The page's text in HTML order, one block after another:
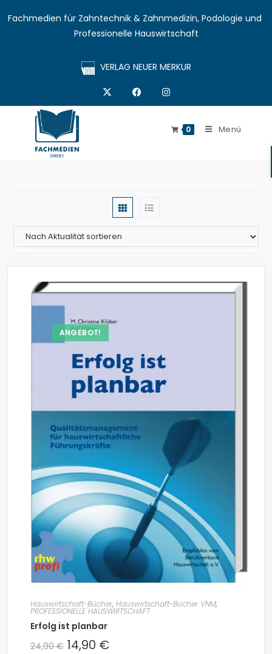
Fachmedien für Zahntechnik & Zahnmedizin, Podologie und
Professionelle Hauswirtschaft
VERLAG NEUER MERKUR
0 Menü
ANGEBOT!
Hauswirtschaft-Bücher, Hauswirtschaft-Bücher VNM,
PROFESSIONELLE HAUSWIRTSCHAFT
Erfolg ist planbar
24,90€ 14,90 €